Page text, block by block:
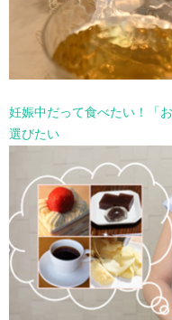
妊娠中だって食べたい！「
選びたい